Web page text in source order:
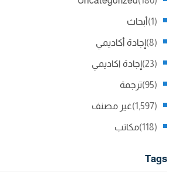
أبحاث (1)
إجادة أكاديمي (8)
إجادة اكاديمي (23)
ترجمة (95)
غير مصنف (1,597)
مكاتب (118)
Tags